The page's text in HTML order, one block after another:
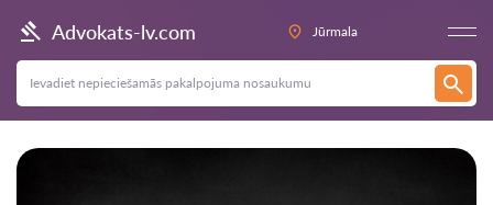
Advokats-lv.com Jūrmala